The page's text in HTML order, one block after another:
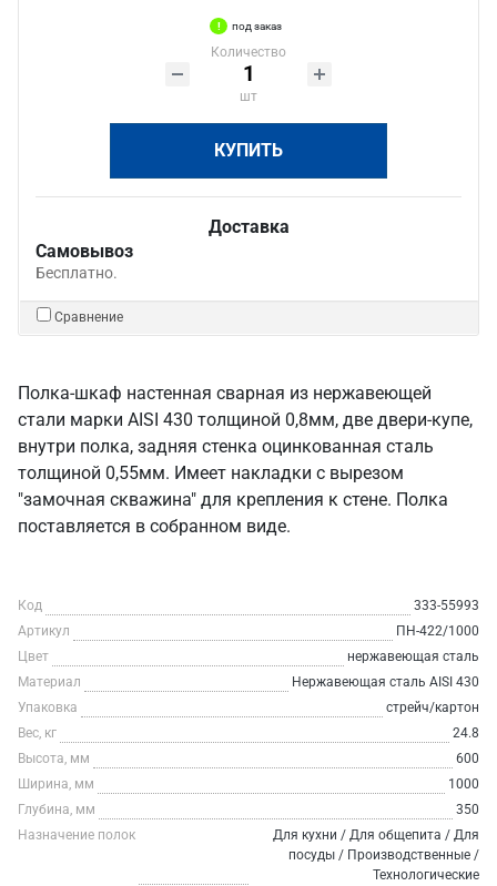
под заказ
Количество
шт
КУПИТЬ
Доставка
Самовывоз
Бесплатно.
Сравнение
Полка-шкаф настенная сварная из нержавеющей
стали марки AISI 430 толщиной 0,8мм, две двери-купе,
внутри полка, задняя стенка оцинкованная сталь
толщиной 0,55мм. Имеет накладки с вырезом
"замочная скважина" для крепления к стене. Полка
поставляется в собранном виде.
Код
333-55993
Артикул
ПН-422/1000
Цвет
нержавеющая сталь
Материал
Нержавеющая сталь AISI 430
Упаковка
стрейч/картон
Вес, кг
24.8
Высота, мм
600
Ширина, мм
1000
Глубина, мм
350
Назначение полок
Для кухни / Для общепита / Для
посуды / Производственные /
Технологические